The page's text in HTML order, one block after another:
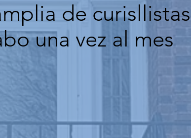
de curisllistas
una vez al mes